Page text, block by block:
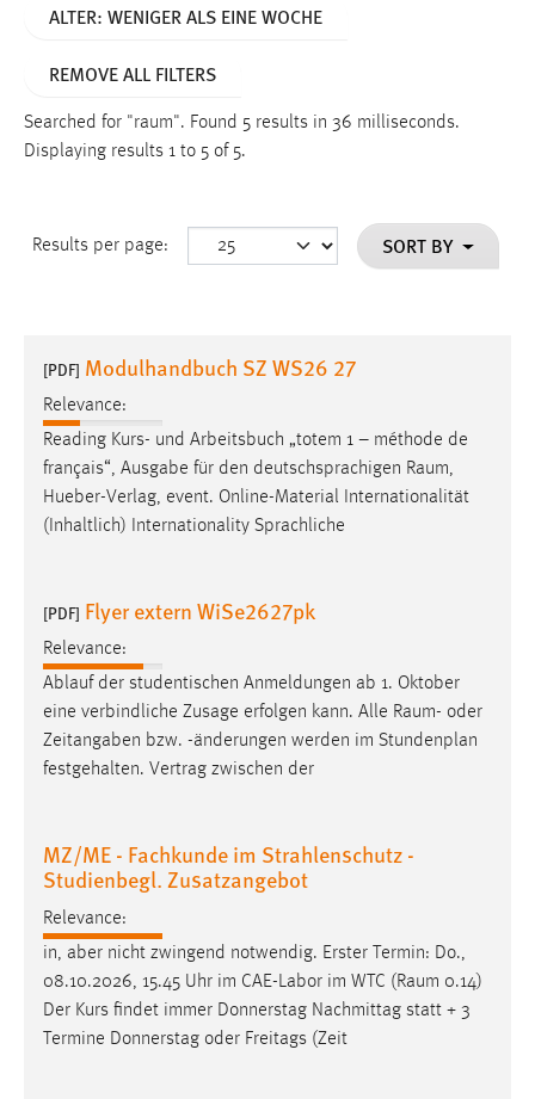
ALTER: WENIGER ALS EINE WOCHE
REMOVE ALL FILTERS
Searched for "raum". Found 5 results in 36 milliseconds.
Displaying results 1 to 5 of 5.
Results per page: SORT BY
[PDF] Modulhandbuch SZ WS26 27
Relevance:
Reading Kurs- und Arbeitsbuch „totem 1 – méthode de
français“, Ausgabe für den deutschsprachigen Raum,
Hueber-Verlag, event. Online-Material Internationalität
(Inhaltlich) Internationality Sprachliche
[PDF] Flyer extern WiSe2627pk
Relevance:
Ablauf der studentischen Anmeldungen ab 1. Oktober
eine verbindliche Zusage erfolgen kann. Alle Raum- oder
Zeitangaben bzw. -änderungen werden im Stundenplan
festgehalten. Vertrag zwischen der
MZ/ME - Fachkunde im Strahlenschutz -
Studienbegl. Zusatzangebot
Relevance:
in, aber nicht zwingend notwendig. Erster Termin: Do.,
08.10.2026, 15.45 Uhr im CAE-Labor im WTC (Raum 0.14)
Der Kurs findet immer Donnerstag Nachmittag statt + 3
Termine Donnerstag oder Freitags (Zeit